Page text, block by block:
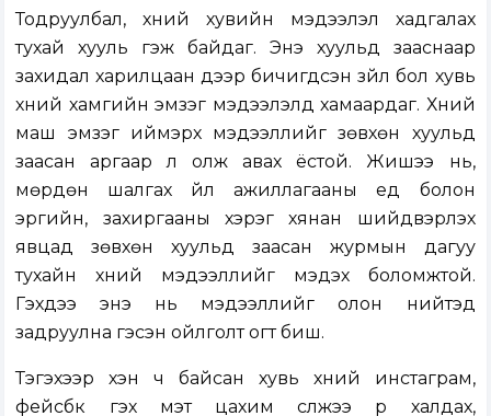
Тодруулбал, хүний хувийн мэдээлэл хадгалах
тухай хууль гэж байдаг. Энэ хуульд зааснаар
захидал харилцаан дээр бичигдсэн зүйл бол хувь
хүний хамгийн эмзэг мэдээлэлд хамаардаг. Хүний
маш эмзэг иймэрхүү мэдээллийг зөвхөн хуульд
заасан аргаар л олж авах ёстой. Жишээ нь,
мөрдөн шалгах үйл ажиллагааны үед болон
эрүүгийн, захиргааны хэрэг хянан шийдвэрлэх
явцад зөвхөн хуульд заасан журмын дагуу
тухайн хүний мэдээллийг мэдэх боломжтой.
Гэхдээ энэ нь мэдээллийг олон нийтэд
задруулна гэсэн ойлголт огт биш.
Тэгэхээр хэн ч байсан хувь хүний инстаграм,
фейсбүүк гэх мэт цахим сүлжээ рүү халдах,